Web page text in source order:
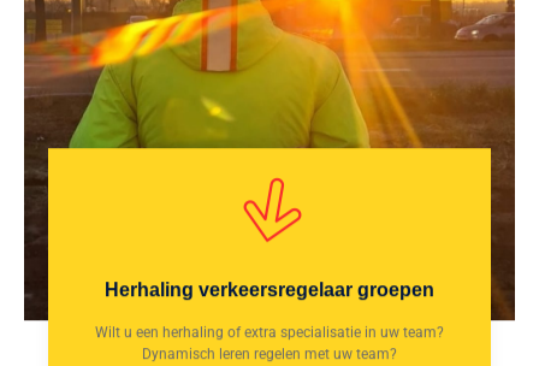
Herhaling verkeersregelaar groepen
Wilt u een herhaling of extra specialisatie in uw team?
Dynamisch leren regelen met uw team?